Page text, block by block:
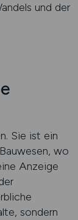
und der
Sie ist ein
wo
Anzeige
sondern